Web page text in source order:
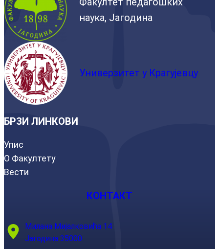
наука, Јагодина
Универзитет у Крагујевцу
БРЗИ ЛИНКОВИ
Упис
О Факултету
Вести
КОНТАКТ
Милана Мијалковића 14
Јагодина 35000